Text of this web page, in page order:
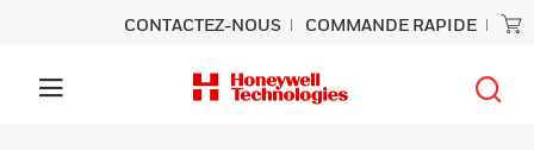
CONTACTEZ-NOUS COMMANDE RAPIDE